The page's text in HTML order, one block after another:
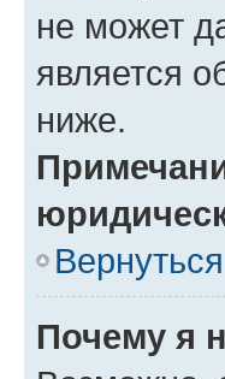
не может
является
ниже.
Почему я